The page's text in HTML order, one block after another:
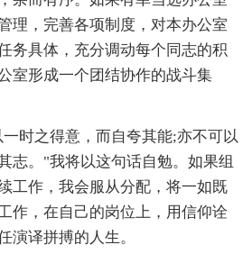
理，完善各项制度，对本办公室
务具体，充分调动每个同志的积
室形成一个团结协作的战斗集
时之得意，而自夸其能;亦不可以
志。"我将以这句话自勉。如果组
工作，我会服从分配，将一如既
作，在自己的岗位上，用信仰诠
演译拼搏的人生。